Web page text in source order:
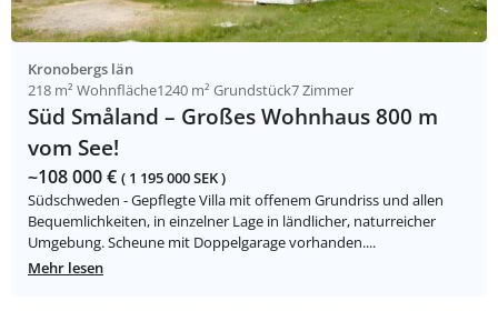
Kronobergs län
218 m² Wohnfläche1240 m² Grundstück7 Zimmer
Süd Småland – Großes Wohnhaus 800 m
vom See!
~108 000 € ( 1 195 000 SEK )
Südschweden - Gepflegte Villa mit offenem Grundriss und allen
Bequemlichkeiten, in einzelner Lage in ländlicher, naturreicher
Umgebung. Scheune mit Doppelgarage vorhanden....
Mehr lesen